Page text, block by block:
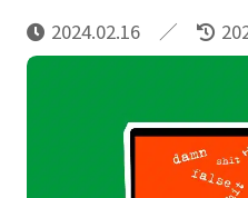
2024.02.16